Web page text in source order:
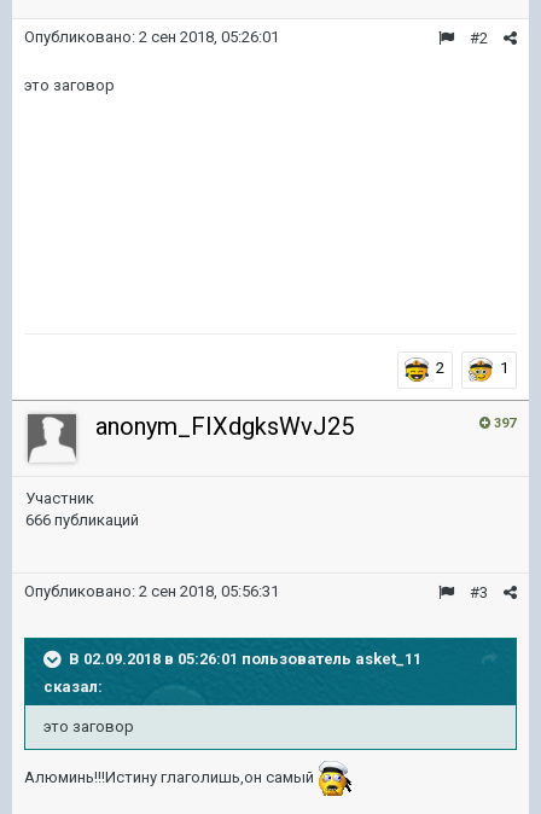
#2
Опубликовано: 2 сен 2018, 05:26:01
это заговор
2 1
397
anonym_FIXdgksWvJ25
Участник
666 публикаций
#3
Опубликовано: 2 сен 2018, 05:56:31
В 02.09.2018 в 05:26:01 пользователь asket_11
сказал:
это заговор
Алюминь!!!Истину глаголишь,он самый